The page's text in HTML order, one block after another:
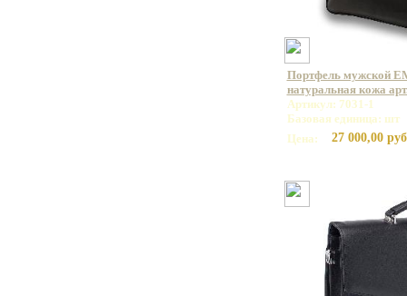
Портфель мужской
натуральная кожа
Артикул: 7031-1
Базовая единица: шт
Цена:
27 000,00